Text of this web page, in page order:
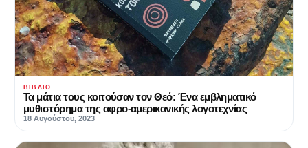
ΒΙΒΛΊΟ
Τα μάτια τους κοιτούσαν τον Θεό: Ένα εμβληματικό
μυθιστόρημα της αφρο-αμερικανικής λογοτεχνίας
18 Αυγούστου, 2023